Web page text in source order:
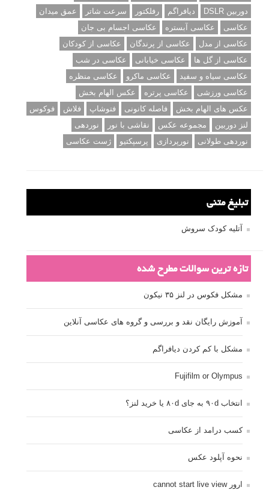
دوربین DSLR
دیافراگم رفلکتور سرعت شاتر
عمق میدان
عکاسی
عکاسی آبستره
عکاسی اجسام بی جان
عکاسی از مدل
عکاسی از پرندگان
عکاسی از کودکان
عکاسی از گل ها
عکاسی خیابانی
عکاسی در شب
عکاسی سیاه و سفید
عکاسی ماکرو
عکاسی منظره
عکاسی ورزشی
عکاسی پرتره
عکس الهام بخش
عکس های الهام بخش
فاصله کانونی فتوشاپ فلاش
فوکوس
لنز دوربین
مجموعه عکس نقاشی با نور
نوردهی
نوردهی طولانی
نورپردازی پرسپکتیو ژست عکاسی
تبلیغ متنی
آتلیه کودک سروش
تازه ترین سوالات مطرح شده
مشکل فکوس در لنز ۳۵ نیکون
آموزش رایگان نقد و بررسی و گروه های عکاسی آنلاین
مشکل با کم کردن دیافراگم
Fujifilm or Olympus
انتخاب ۹۰d به جای ۸۰d یا خرید لنز؟
کسب درامد از عکاسی
نحوه آپلود عکس
ارور cannot start live view